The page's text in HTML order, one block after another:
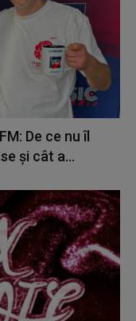
De ce nu îl
și cât a...